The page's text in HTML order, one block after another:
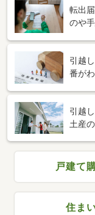
転出
のや
引越
番が
引越
土産
戸建て
住ま